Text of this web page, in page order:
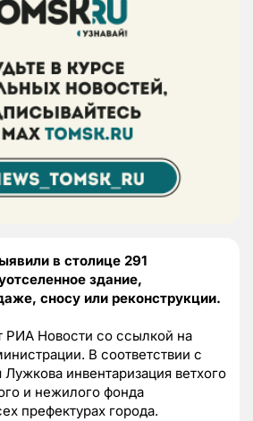
в столице 291
здание,
сносу или реконструкции.
РИА Новости со ссылкой на
В соответствии с
инвентаризация ветхого
и нежилого фонда
префектурах города.